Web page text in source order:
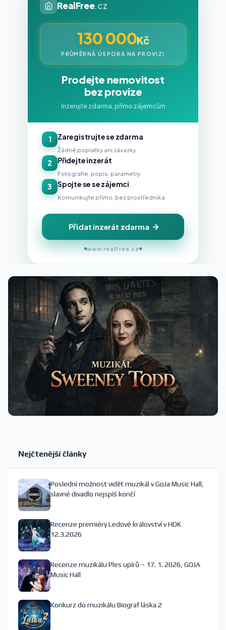
RealFree.cz
130 000Kč
PRŮMĚRNÁ ÚSPORA NA PROVIZI
Prodejte nemovitost
bez provize
Inzerujte zdarma, přímo zájemcům
1 Zaregistrujte se zdarma
Žádné poplatky ani závazky
2 Přidejte inzerát
Fotografie, popis, parametry
3 Spojte se se zájemci
Komunikujte přímo, bez prostředníka
Přidat inzerát zdarma
www.realfree.cz
Nejčtenější články
Poslední možnost vidět muzikál v GoJa Music Hall,
slavné divadlo nejspíš končí
Recenze premiéry Ledové království v HDK
12.3.2026
Recenze muzikálu Ples upírů – 17. 1. 2026, GOJA
Music Hall
Konkurz do muzikálu Biograf láska 2